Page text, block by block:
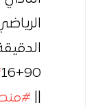
90+16